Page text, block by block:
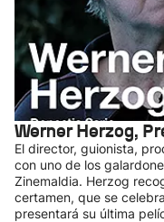
Werner Herzog,
El director, guionista,
con uno de los
Zinemaldia. Herzog
certamen, que se
presentará su última